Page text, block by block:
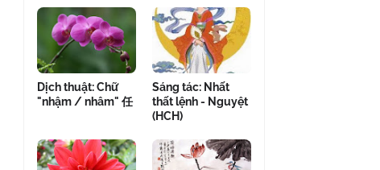
Dịch thuật: Chữ
"nhậm / nhâm" 任
Sáng tác: Nhất
thất lệnh - Nguyệt
(HCH)